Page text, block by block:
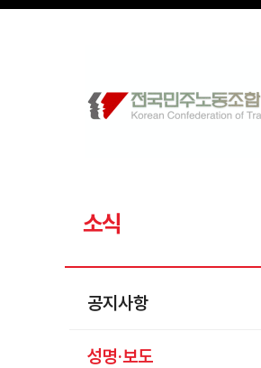
메뉴 건너뛰기
소식
공지사항
성명·보도
Sketchbook5, 스케치북5